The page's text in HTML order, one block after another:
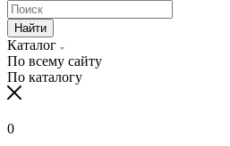
Найти
Каталог
По всему сайту
По каталогу
0